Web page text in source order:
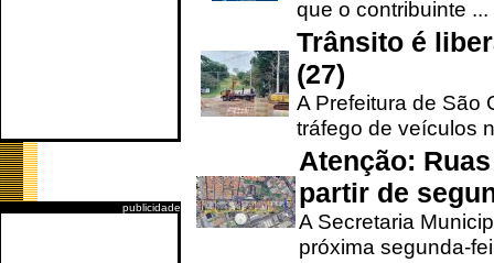
publicidade
que o contribuinte ...
Trânsito é
(27)
A Prefeitura de São
tráfego de veículos
Atenção:
partir de
A Secretaria
próxima segunda-